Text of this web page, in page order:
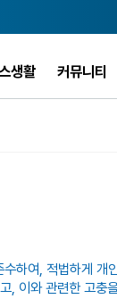
생활 커뮤니티
수하여, 적법하게 개
, 이와 관련한 고충